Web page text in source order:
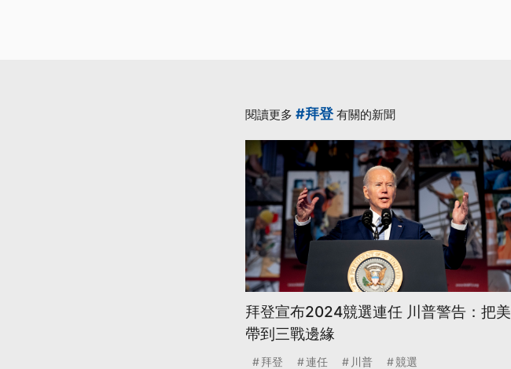
閱讀更多 #拜登有關的新聞
拜登宣布2024競選連任 川普警告：把美
帶到三戰邊緣
拜登 連任 川普 競選